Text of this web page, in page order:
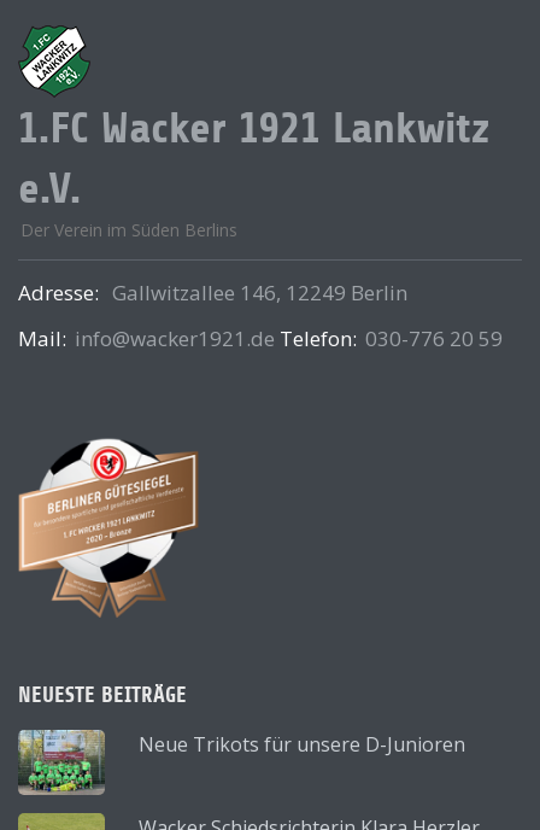
1.FC Wacker 1921 Lankwitz
e.V.
Der Verein im Süden Berlins
Adresse: Gallwitzallee 146, 12249 Berlin
Mail: info@wacker1921.de Telefon: 030-776 20 59
NEUESTE BEITRÄGE
Neue Trikots für unsere D-Junioren